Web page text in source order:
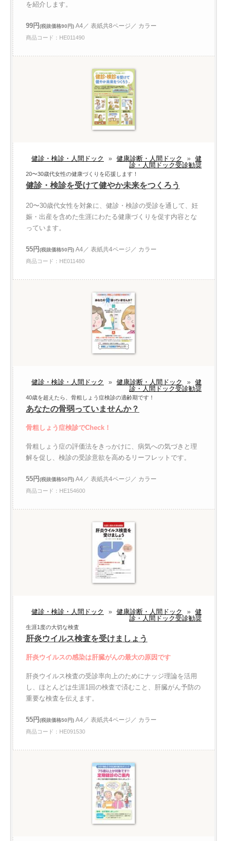
を紹介します。
99円(税抜価格90円) A4／ 表紙共8ページ／ カラー
商品コード：HE011490
健診・検診・人間ドック » 健康診断・人間ドック » 健
診・人間ドック受診勧奨
20〜30歳代女性の健康づくりを応援します！
健診・検診を受けて健やか未来をつくろう
20〜30歳代女性を対象に、健診・検診の受診を通して、妊
娠・出産を含めた生涯にわたる健康づくりを促す内容とな
っています。
55円(税抜価格50円) A4／ 表紙共4ページ／ カラー
商品コード：HE011480
健診・検診・人間ドック » 健康診断・人間ドック » 健
診・人間ドック受診勧奨
40歳を超えたら、骨粗しょう症検診の適齢期です！
あなたの骨弱っていませんか？
骨粗しょう症検診でCheck！
骨粗しょう症の評価法をきっかけに、病気への気づきと理
解を促し、検診の受診意欲を高めるリーフレットです。
55円(税抜価格50円) A4／ 表紙共4ページ／ カラー
商品コード：HE154600
健診・検診・人間ドック » 健康診断・人間ドック » 健
診・人間ドック受診勧奨
生涯1度の大切な検査
肝炎ウイルス検査を受けましょう
肝炎ウイルスの感染は肝臓がんの最大の原因です
肝炎ウイルス検査の受診率向上のためにナッジ理論を活用
し、ほとんどは生涯1回の検査で済むこと、肝臓がん予防の
重要な検査を伝えます。
55円(税抜価格50円) A4／ 表紙共4ページ／ カラー
商品コード：HE091530